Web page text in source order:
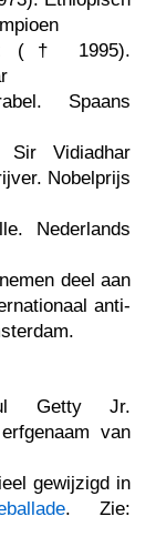
(† 1995).
Spaans
Sir Vidiadhar
Nobelprijs
Nederlands
deel aan
anti-
Getty Jr.
van
gewijzigd in
. Zie: